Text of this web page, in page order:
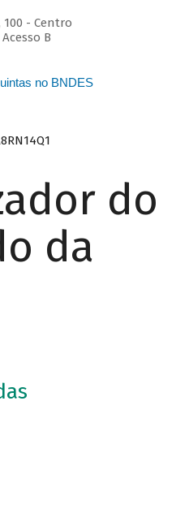
- Centro
B
no BNDES
do
da